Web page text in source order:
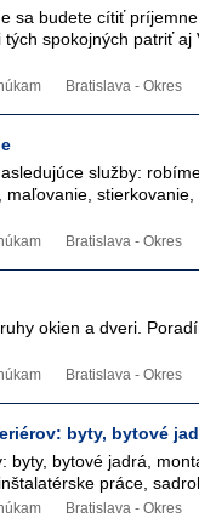
sa budete cítiť
spokojných patriť aj
Bratislava - Okres
služby:
stierkovanie,
Bratislava - Okres
okien a dveri.
Bratislava - Okres
byty, bytové
byty, bytové jadrá,
práce,
Bratislava - Okres